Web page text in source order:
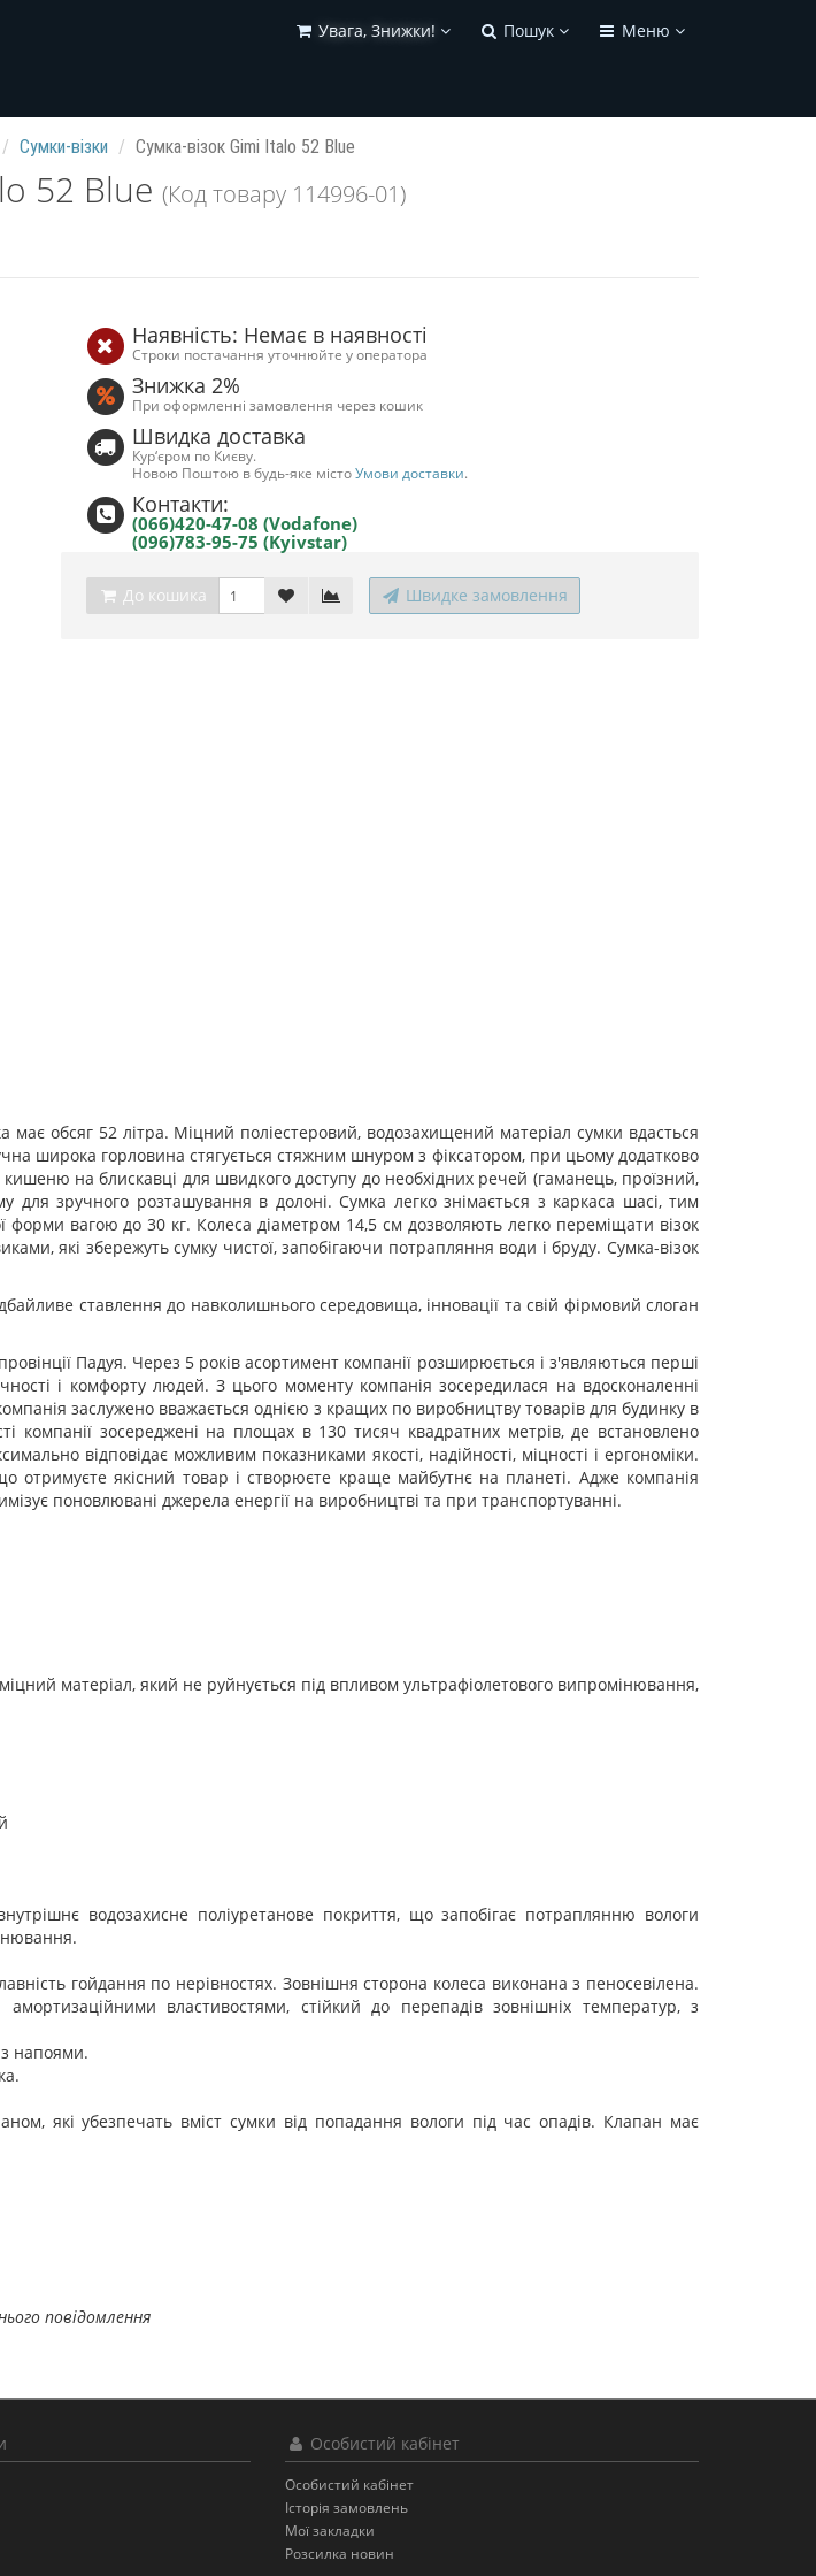
Увага, Знижки! Пошук Меню
Сумки-візки Сумка-візок Gimi Italo 52 Blue
52 Blue (Код товару 114996-01)
Наявність: Немає в наявності
Строки постачання уточнюйте у оператора
Знижка 2%
При оформленні замовлення через кошик
Швидка доставка
Кур‘єром по Києву.
Новою Поштою в будь-яке містоУмови доставки.
Контакти:
(066)420-47-08 (Vodafone)
(096)783-95-75 (Kyivstar)
До кошика Швидке замовлення
має обсяг 52 літра. Міцний поліестеровий, водозахищений матеріал сумки вдасться
широка горловина стягується стяжним шнуром з фіксатором, при цьому додатково
на блискавці для швидкого доступу до необхідних речей (гаманець, проїзний,
зручного розташування в долоні. Сумка легко знімається з каркаса шасі, тим
вагою до 30 кг. Колеса діаметром 14,5 см дозволяють легко переміщати візок
які збережуть сумку чистої, запобігаючи потрапляння води і бруду. Сумка-візок
ставлення до навколишнього середовища, інновації та свій фірмовий слоган
Падуя. Через 5 років асортимент компанії розширюється і з'являються перші
і комфорту людей. З цього моменту компанія зосередилася на вдосконаленні
заслужено вважається однією з кращих по виробництву товарів для будинку в
компанії зосереджені на площах в 130 тисяч квадратних метрів, де встановлено
відповідає можливим показниками якості, надійності, міцності і ергономіки.
отримуєте якісний товар і створюєте краще майбутнє на планеті. Адже компанія
поновлювані джерела енергії на виробництві та при транспортуванні.
матеріал, який не руйнується під впливом ультрафіолетового випромінювання,
водозахисне поліуретанове покриття, що запобігає потраплянню вологи
гойдання по нерівностях. Зовнішня сторона колеса виконана з пеносевілена.
властивостями, стійкий до перепадів зовнішніх температур, з
з напоями.
які убезпечать вміст сумки від попадання вологи під час опадів. Клапан має
повідомлення
Особистий кабінет
Особистий кабінет
Історія замовлень
Мої закладки
Розсилка новин